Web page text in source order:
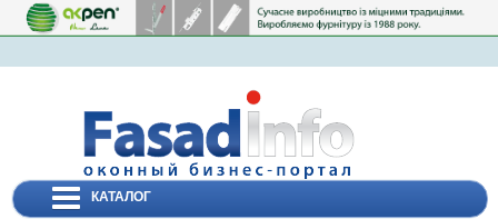
КАТАЛОГ